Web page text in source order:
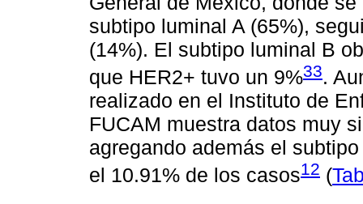
subtipo luminal A (65%),
(14%). El subtipo luminal B
que HER2+ tuvo un 9%33.
realizado en el Instituto de
FUCAM muestra datos muy
agregando además el
el 10.91% de los casos12 (